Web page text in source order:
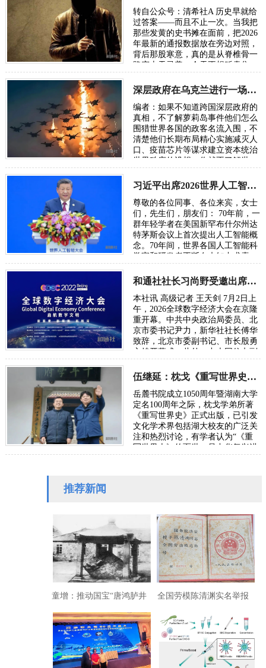
转自公众号：清希社A 历史早就给
过答案——而且不止一次。当我把
那些发黄的史书摊在面前，把2026
年最新的通报数据放在旁边对照，
背后那股寒意，真的是从脊椎骨一
路窜上天灵盖。今天不想贩卖焦
算清楚。因为…
深层政府在乌克兰进行一场“地狱级大实验”，骗了全世界
编者：如果不知道跨国深层政府的
真相，不了解萝莉岛事件他们怎么
围猎世界各国的政客名流入围，不
清楚他们长期布局精心实施减灭人
口、疫苗芯片等谋求建立资本统治
世界秩序的设想，你就不了解世
眼联盟国家…
习近平出席2026世界人工智能大会呼吁携手构建公正合理的全球人工智能治理体系
尊敬的各位同事、各位来宾，女士
们，先生们，朋友们： 70年前，一
群年轻学者在美国新罕布什尔州达
特茅斯会议上首次提出人工智能概
念。70年间，世界各国人工智能科
学家和研发者不断在未知中求索、
年后，…
和通社社长习尚野受邀出席2026年全球数字经济大会
本社讯 高级记者 王天剑 7月2日上
午，2026全球数字经济大会在京隆
重开幕。中共中央政治局委员、北
京市委书记尹力，新华社社长傅华
致辞，北京市委副书记、市长殷勇
主持开幕式。此外，中央网信办副
国家发…
伍继延：枕戈《重写世界史》献礼湖大百周年校庆
岳麓书院成立1050周年暨湖南大学
定名100周年之际，枕戈学弟所著
《重写世界史》正式出版，已引发
文化学术界包括湖大校友的广泛关
注和热烈讨论，有学者认为“《重
写世界史》的面世，是中华复兴进
推荐新闻
童增：推动国宝“唐鸿胪井
刻石”回归的五个历史节点
全国劳模陈清渊实名举报
厦门中院副院长刘新平